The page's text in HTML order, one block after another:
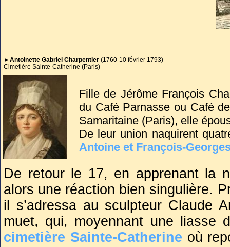
Arrivé sur la place de la
se dressait là, devant lui.
Danton et ses amis
ce fut leur tour. Hérault
Danton. Les bourreaux s’y
dernière fureur du tribun: "
têtes de se baiser dans le
Il n’attendit pas que la
prédécesseur. Le couperet
►Antoinette Gabriel Charpentier (1760-10 février 1793)
Cimetière Sainte-Catherine (Paris)
Fille de Jérôme François
du Café Parnasse ou Café
Samaritaine (Paris), elle
De leur union naquirent
Antoine et François-
décéda en mettant au monde
De retour le 17, en apprenant la
alors une réaction bien singulière.
il s’adressa au sculpteur Claude
muet, qui, moyennant une liasse
cimetière Sainte-Catherine où